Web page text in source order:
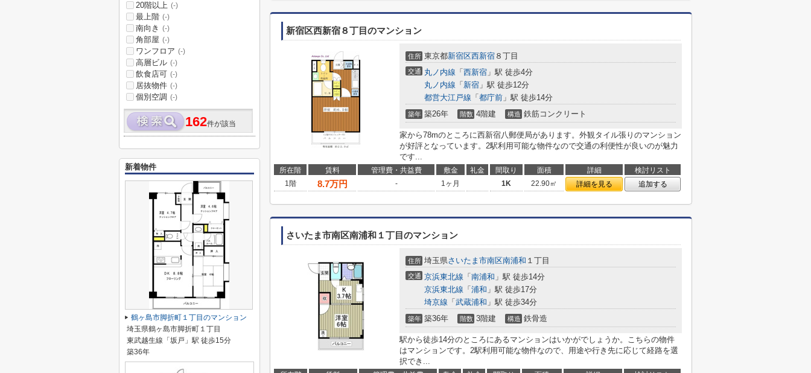
新宿区西新宿８丁目のマンション
住所 東京都新宿区西新宿 ８丁目
交通 丸ノ内線 「 西新宿 」駅 徒歩4分
丸ノ内線 「 新宿 」駅 徒歩12分
都営大江戸線 「 都庁前 」駅 徒歩14分
築年 築26年 階数 4階建 構造 鉄筋コンクリート
家から78mのところに西新宿八郵便局があります。外観タイル張りのマンション
が好評となっています。2駅利用可能な物件なので交通の利便性が良いのが魅力
です...
所在階 賃料 管理費・共益費 敷金 礼金 間取り 面積 詳細
検討リスト
1階
8.7万円 - 1ヶ月 1K 22.90㎡ 詳細を見る 追加する
さいたま市南区南浦和１丁目のマンション
住所 埼玉県さいたま市南区南浦和 １丁目
交通 京浜東北線 「 南浦和 」駅 徒歩14分
京浜東北線 「 浦和 」駅 徒歩17分
埼京線 「 武蔵浦和 」駅 徒歩34分
築年 築36年 階数 3階建 構造 鉄骨造
駅から徒歩14分のところにあるマンションはいかがでしょうか。こちらの物件
はマンションです。2駅利用可能な物件なので、用途や行き先に応じて経路を選
択でき...
20階以上 (-)
最上階 (-)
南向き (-)
角部屋 (-)
ワンフロア (-)
高層ビル (-)
飲食店可 (-)
居抜物件 (-)
個別空調 (-)
162件が該当
新着物件
鶴ヶ島市脚折町１丁目のマンション
埼玉県鶴ヶ島市脚折町１丁目
東武越生線「坂戸」駅 徒歩15分
築36年